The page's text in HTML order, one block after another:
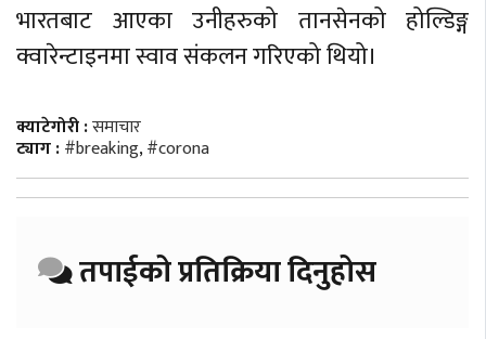
भारतबाट आएका उनीहरुको तानसेनको होल्डिङ्ग
क्वारेन्टाइनमा स्वाव संकलन गरिएको थियो।
क्याटेगोरी :समाचार
ट्याग :#breaking,#corona
तपाईको प्रतिक्रिया दिनुहोस